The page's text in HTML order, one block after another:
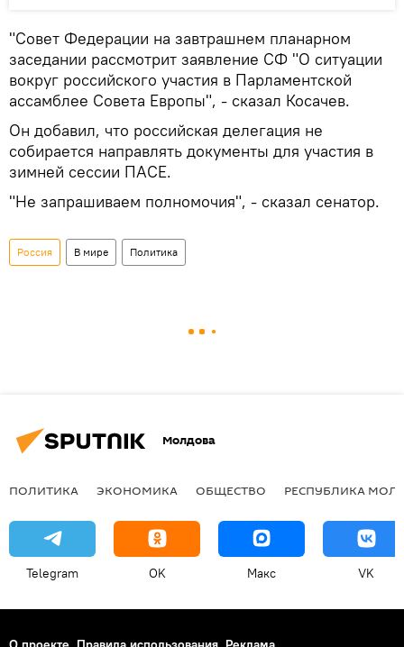
"Совет Федерации на завтрашнем планарном
заседании рассмотрит заявление СФ "О ситуации
вокруг российского участия в Парламентской
ассамблее Совета Европы", - сказал Косачев.
Он добавил, что российская делегация не
собирается направлять документы для участия в
зимней сессии ПАСЕ.
"Не запрашиваем полномочия", - сказал сенатор.
Россия В мире Политика
Молдова
ПОЛИТИКА ЭКОНОМИКА ОБЩЕСТВО РЕСПУБЛИКА
Telegram OK Макс VK